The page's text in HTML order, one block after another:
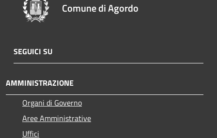
Comune di Agordo
SEGUICI SU
AMMINISTRAZIONE
Organi di Governo
Aree Amministrative
Uffici